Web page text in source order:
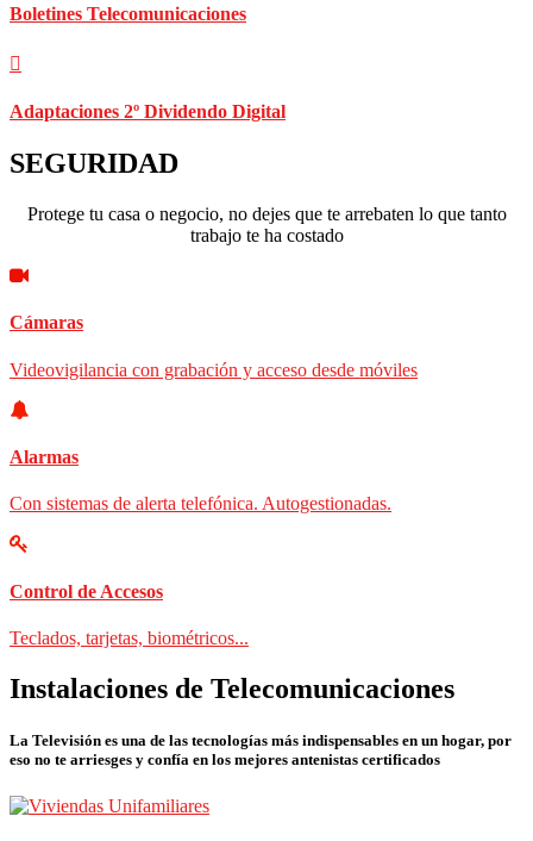
Boletines Telecomunicaciones
Adaptaciones 2º Dividendo Digital
SEGURIDAD
Protege tu casa o negocio, no dejes que te arrebaten lo que tanto
trabajo te ha costado
Cámaras
Videovigilancia con grabación y acceso desde móviles
Alarmas
Con sistemas de alerta telefónica. Autogestionadas.
Control de Accesos
Teclados, tarjetas, biométricos...
Instalaciones de Telecomunicaciones
La Televisión es una de las tecnologías más indispensables en un hogar, por
eso no te arriesges y confía en los mejores antenistas certificados